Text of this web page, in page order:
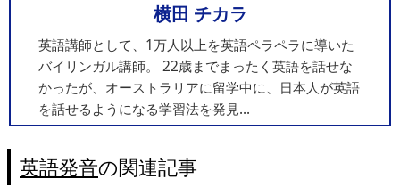
横田 チカラ
英語講師として、1万人以上を英語ペラペラに導いた
バイリンガル講師。 22歳までまったく英語を話せな
かったが、オーストラリアに留学中に、日本人が英語
を話せるようになる学習法を発見...
英語発音の関連記事